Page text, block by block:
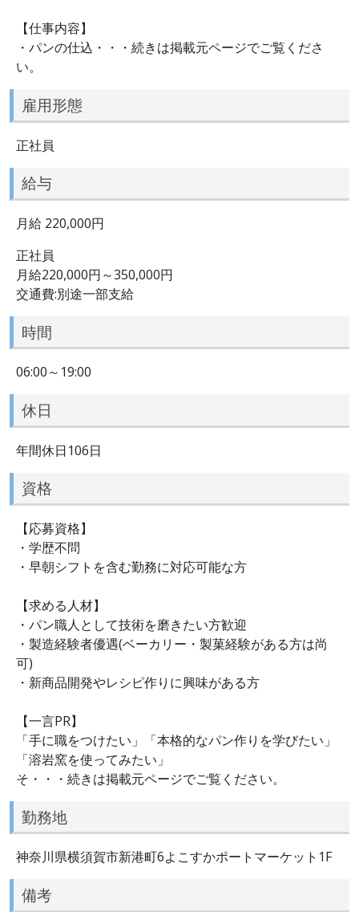
【仕事内容】
・パンの仕込・・・続きは掲載元ページでご覧くださ
い。
雇用形態
正社員
給与
月給 220,000円
正社員
月給220,000円～350,000円
交通費:別途一部支給
時間
06:00～19:00
休日
年間休日106日
資格
【応募資格】
・学歴不問
・早朝シフトを含む勤務に対応可能な方
【求める人材】
・パン職人として技術を磨きたい方歓迎
・製造経験者優遇(ベーカリー・製菓経験がある方は尚
可)
・新商品開発やレシピ作りに興味がある方
【一言PR】
「手に職をつけたい」「本格的なパン作りを学びたい」
「溶岩窯を使ってみたい」
そ・・・続きは掲載元ページでご覧ください。
勤務地
神奈川県横須賀市新港町6よこすかポートマーケット1F
備考